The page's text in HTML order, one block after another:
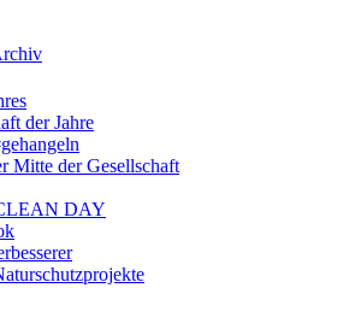
der Jahre
Mitte der Gesellschaft
DAY